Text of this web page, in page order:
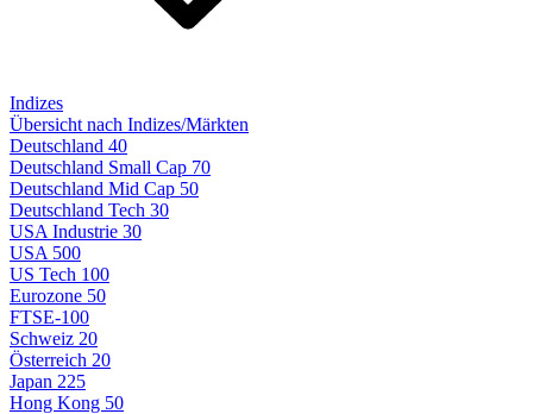
Indizes
Übersicht nach Indizes/Märkten
Deutschland 40
Deutschland Small Cap 70
Deutschland Mid Cap 50
Deutschland Tech 30
USA Industrie 30
USA 500
US Tech 100
Eurozone 50
FTSE-100
Schweiz 20
Österreich 20
Japan 225
Hong Kong 50